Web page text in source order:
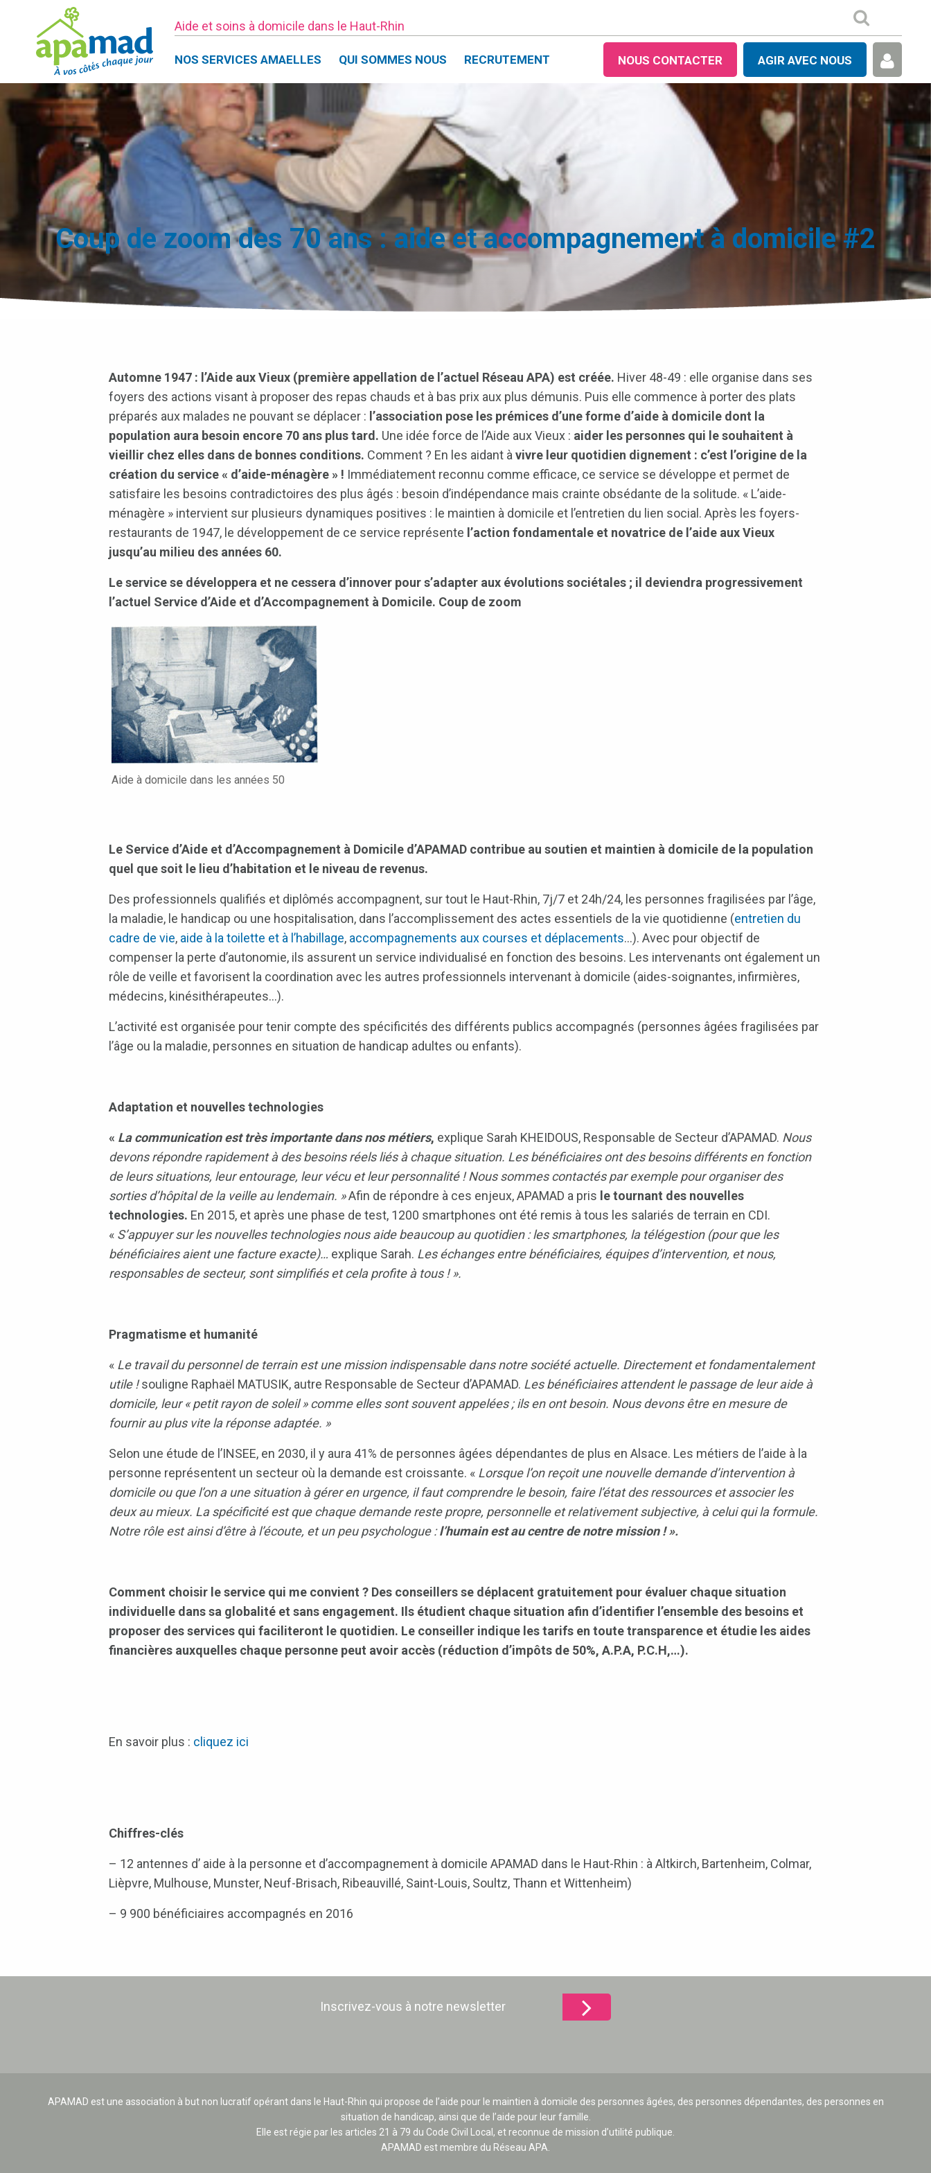
Aide et soins à domicile dans le Haut-Rhin
NOS SERVICES AMAELLES QUI SOMMES NOUS RECRUTEMENT NOUS CONTACTER AGIR AVEC NOUS
Coup de zoom des 70 ans : aide et accompagnement à domicile #2
Automne 1947 : l’Aide aux Vieux (première appellation de l’actuel Réseau APA) est créée. Hiver 48-49 : elle organise dans ses
foyers des actions visant à proposer des repas chauds et à bas prix aux plus démunis. Puis elle commence à porter des plats
préparés aux malades ne pouvant se déplacer : l’association pose les prémices d’une forme d’aide à domicile dont la
population aura besoin encore 70 ans plus tard. Une idée force de l’Aide aux Vieux : aider les personnes qui le souhaitent à
vieillir chez elles dans de bonnes conditions. Comment ? En les aidant à vivre leur quotidien dignement : c’est l’origine de la
création du service « d’aide-ménagère » ! Immédiatement reconnu comme efficace, ce service se développe et permet de
satisfaire les besoins contradictoires des plus âgés : besoin d’indépendance mais crainte obsédante de la solitude. « L’aide-
ménagère » intervient sur plusieurs dynamiques positives : le maintien à domicile et l’entretien du lien social. Après les foyers-
restaurants de 1947, le développement de ce service représente l’action fondamentale et novatrice de l’aide aux Vieux
jusqu’au milieu des années 60.
Le service se développera et ne cessera d’innover pour s’adapter aux évolutions sociétales ; il deviendra progressivement
l’actuel Service d’Aide et d’Accompagnement à Domicile. Coup de zoom
Aide à domicile dans les années 50
Le Service d’Aide et d’Accompagnement à Domicile d’APAMAD contribue au soutien et maintien à domicile de la population
quel que soit le lieu d’habitation et le niveau de revenus.
Des professionnels qualifiés et diplômés accompagnent, sur tout le Haut-Rhin, 7j/7 et 24h/24, les personnes fragilisées par l’âge,
la maladie, le handicap ou une hospitalisation, dans l’accomplissement des actes essentiels de la vie quotidienne (entretien du
cadre de vie, aide à la toilette et à l’habillage, accompagnements aux courses et déplacements…). Avec pour objectif de
compenser la perte d’autonomie, ils assurent un service individualisé en fonction des besoins. Les intervenants ont également un
rôle de veille et favorisent la coordination avec les autres professionnels intervenant à domicile (aides-soignantes, infirmières,
médecins, kinésithérapeutes…).
L’activité est organisée pour tenir compte des spécificités des différents publics accompagnés (personnes âgées fragilisées par
l’âge ou la maladie, personnes en situation de handicap adultes ou enfants).
Adaptation et nouvelles technologies
« La communication est très importante dans nos métiers, explique Sarah KHEIDOUS, Responsable de Secteur d’APAMAD. Nous
devons répondre rapidement à des besoins réels liés à chaque situation. Les bénéficiaires ont des besoins différents en fonction
de leurs situations, leur entourage, leur vécu et leur personnalité ! Nous sommes contactés par exemple pour organiser des
sorties d’hôpital de la veille au lendemain. »Afin de répondre à ces enjeux, APAMAD a pris le tournant des nouvelles
technologies. En 2015, et après une phase de test, 1200 smartphones ont été remis à tous les salariés de terrain en CDI.
« S’appuyer sur les nouvelles technologies nous aide beaucoup au quotidien : les smartphones, la télégestion (pour que les
bénéficiaires aient une facture exacte)… explique Sarah. Les échanges entre bénéficiaires, équipes d’intervention, et nous,
responsables de secteur, sont simplifiés et cela profite à tous ! ».
Pragmatisme et humanité
« Le travail du personnel de terrain est une mission indispensable dans notre société actuelle. Directement et fondamentalement
utile !souligne Raphaël MATUSIK, autre Responsable de Secteur d’APAMAD. Les bénéficiaires attendent le passage de leur aide à
domicile, leur « petit rayon de soleil » comme elles sont souvent appelées ; ils en ont besoin. Nous devons être en mesure de
fournir au plus vite la réponse adaptée. »
Selon une étude de l’INSEE, en 2030, il y aura 41% de personnes âgées dépendantes de plus en Alsace. Les métiers de l’aide à la
personne représentent un secteur où la demande est croissante. « Lorsque l’on reçoit une nouvelle demande d’intervention à
domicile ou que l’on a une situation à gérer en urgence, il faut comprendre le besoin, faire l’état des ressources et associer les
deux au mieux. La spécificité est que chaque demande reste propre, personnelle et relativement subjective, à celui qui la formule.
Notre rôle est ainsi d’être à l’écoute, et un peu psychologue :l’humain est au centre de notre mission ! ».
Comment choisir le service qui me convient ? Des conseillers se déplacent gratuitement pour évaluer chaque situation
individuelle dans sa globalité et sans engagement. Ils étudient chaque situation afin d’identifier l’ensemble des besoins et
proposer des services qui faciliteront le quotidien. Le conseiller indique les tarifs en toute transparence et étudie les aides
financières auxquelles chaque personne peut avoir accès (réduction d’impôts de 50%, A.P.A, P.C.H,…).
En savoir plus : cliquez ici
Chiffres-clés
– 12 antennes d’ aide à la personne et d’accompagnement à domicile APAMAD dans le Haut-Rhin : à Altkirch, Bartenheim, Colmar,
Lièpvre, Mulhouse, Munster, Neuf-Brisach, Ribeauvillé, Saint-Louis, Soultz, Thann et Wittenheim)
– 9 900 bénéficiaires accompagnés en 2016
Inscrivez-vous à notre newsletter
APAMAD est une association à but non lucratif opérant dans le Haut-Rhin qui propose de l’aide pour le maintien à domicile des personnes âgées, des personnes dépendantes, des personnes en
situation de handicap, ainsi que de l’aide pour leur famille.
Elle est régie par les articles 21 à 79 du Code Civil Local, et reconnue de mission d’utilité publique.
APAMAD est membre du Réseau APA.